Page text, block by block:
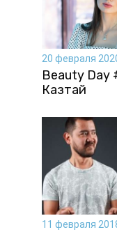
20 февраля
Beauty Day
Казтай
11 февраля